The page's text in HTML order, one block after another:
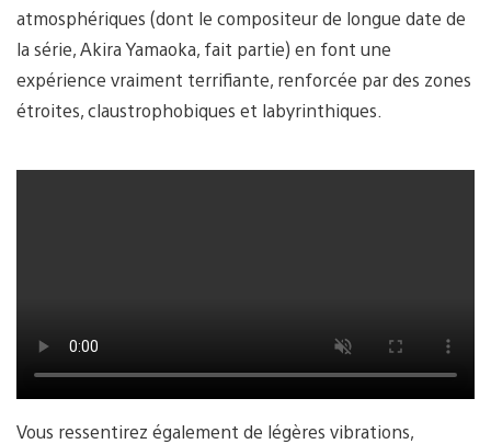
atmosphériques (dont le compositeur de longue date de
la série, Akira Yamaoka, fait partie) en font une
expérience vraiment terrifiante, renforcée par des zones
étroites, claustrophobiques et labyrinthiques.
Vous ressentirez également de légères vibrations,